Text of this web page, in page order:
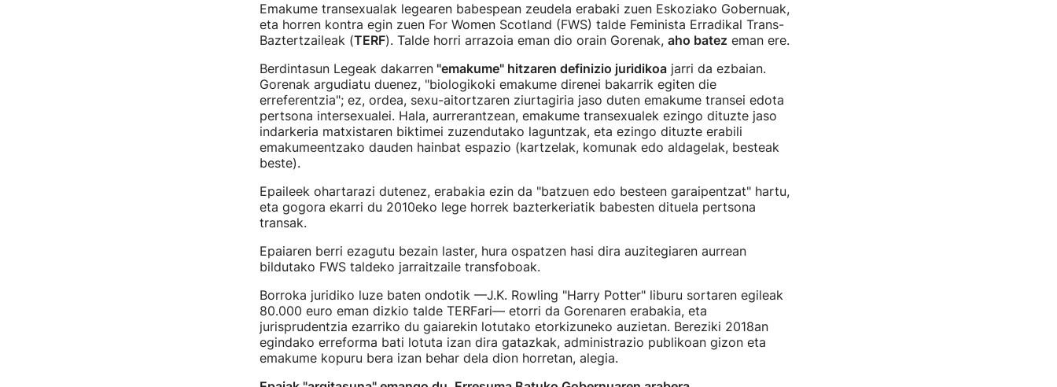
Emakume transexualak legearen babespean zeudela erabaki zuen Eskoziako Gobernuak,
eta horren kontra egin zuen For Women Scotland (FWS) talde Feminista Erradikal Trans-
Baztertzaileak (TERF). Talde horri arrazoia eman dio orain Gorenak, aho batezeman ere.
Berdintasun Legeak dakarren"emakume" hitzaren definizio juridikoajarri da ezbaian.
Gorenak argudiatu duenez, "biologikoki emakume direnei bakarrik egiten die
erreferentzia"; ez, ordea, sexu-aitortzaren ziurtagiria jaso duten emakume transei edota
pertsona intersexualei. Hala, aurrerantzean, emakume transexualek ezingo dituzte jaso
indarkeria matxistaren biktimei zuzendutako laguntzak, eta ezingo dituzte erabili
emakumeentzako dauden hainbat espazio (kartzelak, komunak edo aldagelak, besteak
beste).
Epaileek ohartarazi dutenez, erabakia ezin da "batzuen edo besteen garaipentzat" hartu,
eta gogora ekarri du 2010eko lege horrek bazterkeriatik babesten dituela pertsona
transak.
Epaiaren berri ezagutu bezain laster, hura ospatzen hasi dira auzitegiaren aurrean
bildutako FWS taldeko jarraitzaile transfoboak.
Borroka juridiko luze baten ondotik —J.K. Rowling "Harry Potter" liburu sortaren egileak
80.000 euro eman dizkio talde TERFari— etorri da Gorenaren erabakia, eta
jurisprudentzia ezarriko du gaiarekin lotutako etorkizuneko auzietan. Bereziki 2018an
egindako erreforma bati lotuta izan dira gatazkak, administrazio publikoan gizon eta
emakume kopuru bera izan behar dela dion horretan, alegia.